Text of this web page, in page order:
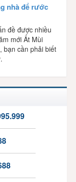
nhà để rước
đề được nhiều
mới Ất Mùi
bạn cần phải biết